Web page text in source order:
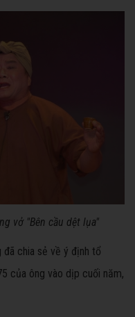
vở "Bên cầu dệt lụa"
đã chia sẻ về ý định tổ
của ông vào dịp cuối năm,